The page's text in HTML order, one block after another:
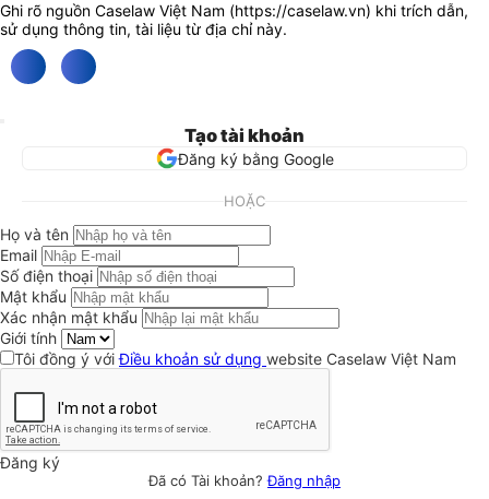
Ghi rõ nguồn Caselaw Việt Nam (https://caselaw.vn) khi trích dẫn,
sử dụng thông tin, tài liệu từ địa chỉ này.
Tạo tài khoản
Đăng ký bằng Google
HOẶC
Họ và tên
Email
Số điện thoại
Mật khẩu
Xác nhận mật khẩu
Giới tính
Tôi đồng ý vớiĐiều khoản sử dụng website Caselaw Việt Nam
Đăng ký
Đã có Tài khoản?Đăng nhập